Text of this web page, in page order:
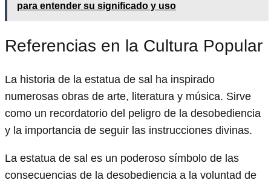
para entender su significado y uso
Referencias en la Cultura Popular
La historia de la estatua de sal ha inspirado
numerosas obras de arte, literatura y música. Sirve
como un recordatorio del peligro de la desobediencia
y la importancia de seguir las instrucciones divinas.
La estatua de sal es un poderoso símbolo de las
consecuencias de la desobediencia a la voluntad de